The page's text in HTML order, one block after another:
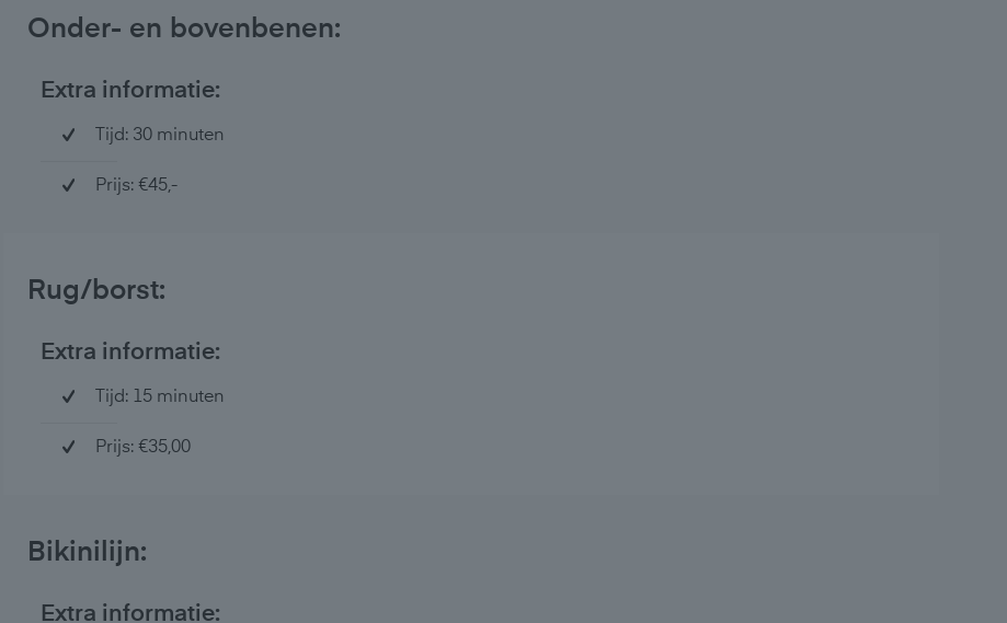
Onder- en bovenbenen:
Extra informatie:
Tijd: 30 minuten
Prijs: €45,-
Rug/borst:
Extra informatie:
Tijd: 15 minuten
Prijs: €35,00
Bikinilijn:
Extra informatie: